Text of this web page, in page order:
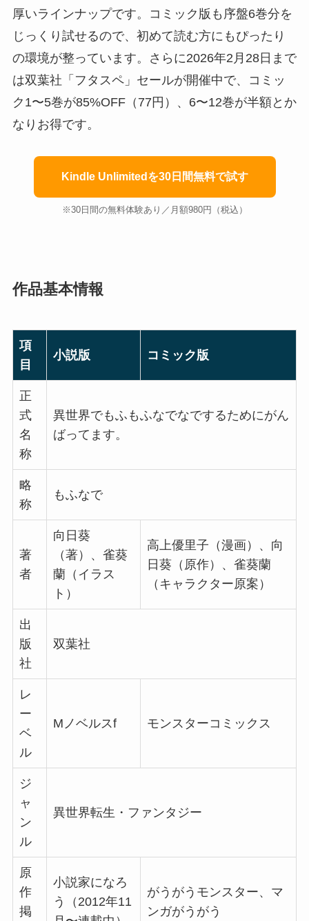
厚いラインナップです。コミック版も序盤6巻分を
じっくり試せるので、初めて読む方にもぴったり
の環境が整っています。さらに2026年2月28日まで
は双葉社「フタスペ」セールが開催中で、コミッ
ク1〜5巻が85%OFF（77円）、6〜12巻が半額とか
なりお得です。
Kindle Unlimitedを30日間無料で試す
※30日間の無料体験あり／月額980円（税込）
作品基本情報
項
目
小説版 コミック版
正
式
名
称
異世界でもふもふなでなでするためにがん
ばってます。
略
称
もふなで
著
者
向日葵
（著）、雀葵
蘭（イラス
ト）
高上優里子（漫画）、向
日葵（原作）、雀葵蘭
（キャラクター原案）
出
版
社
双葉社
レ
ー
ベ
ル
Mノベルスf モンスターコミックス
ジ
ャ
ン
ル
異世界転生・ファンタジー
原
作
掲
小説家になろ
う（2012年11
がうがうモンスター、マ
ンガがうがう